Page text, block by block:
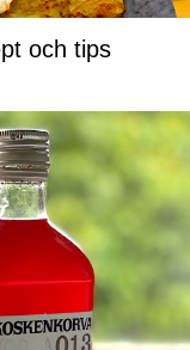
och tips